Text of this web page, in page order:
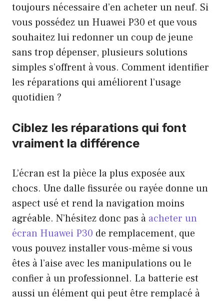
toujours nécessaire d’en acheter un neuf. Si
vous possédez un Huawei P30 et que vous
souhaitez lui redonner un coup de jeune
sans trop dépenser, plusieurs solutions
simples s’offrent à vous. Comment identifier
les réparations qui améliorent l’usage
quotidien ?
Ciblez les réparations qui font
vraiment la différence
L’écran est la pièce la plus exposée aux
chocs. Une dalle fissurée ou rayée donne un
aspect usé et rend la navigation moins
agréable. N’hésitez donc pas à acheter un
écran Huawei P30 de remplacement, que
vous pouvez installer vous-même si vous
êtes à l’aise avec les manipulations ou le
confier à un professionnel. La batterie est
aussi un élément qui peut être remplacé à